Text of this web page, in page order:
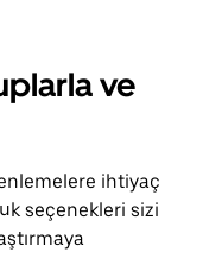
ve
ihtiyaç
seçenekleri sizi